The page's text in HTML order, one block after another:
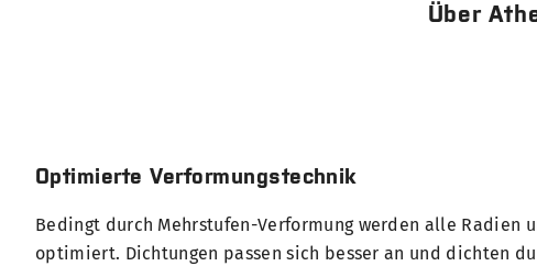
Über
Optimierte Verformungstechnik
Bedingt durch Mehrstufen-Verformung werden alle Radien
optimiert. Dichtungen passen sich besser an und dichten